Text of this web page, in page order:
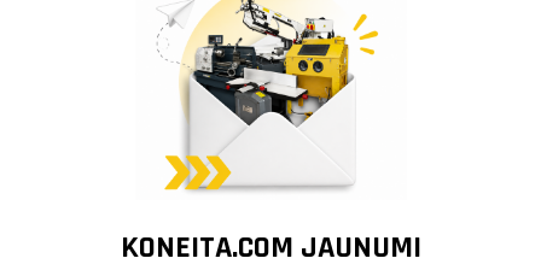
KONEITA.COM JAUNUMI